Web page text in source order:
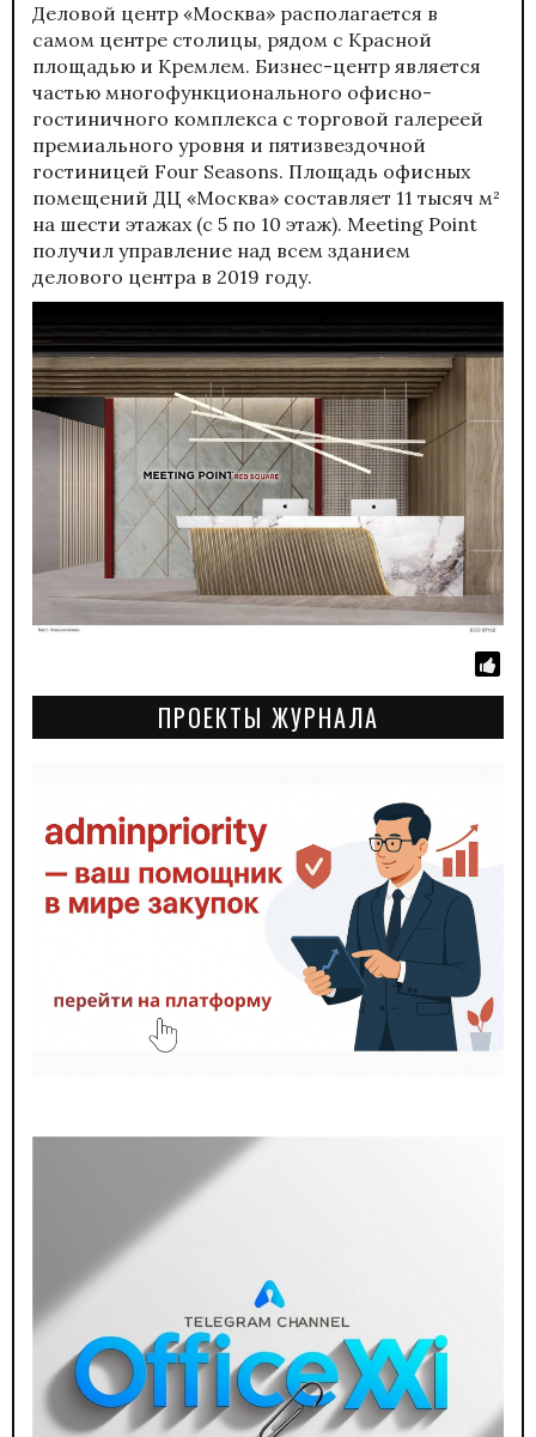
Деловой центр «Москва» располагается в
самом центре столицы, рядом с Красной
площадью и Кремлем. Бизнес-центр является
частью многофункционального офисно-
гостиничного комплекса с торговой галереей
премиального уровня и пятизвездочной
гостиницей Four Seasons. Площадь офисных
помещений ДЦ «Москва» составляет 11 тысяч м²
на шести этажах (с 5 по 10 этаж). Meeting Point
получил управление над всем зданием
делового центра в 2019 году.
ПРОЕКТЫ ЖУРНАЛА